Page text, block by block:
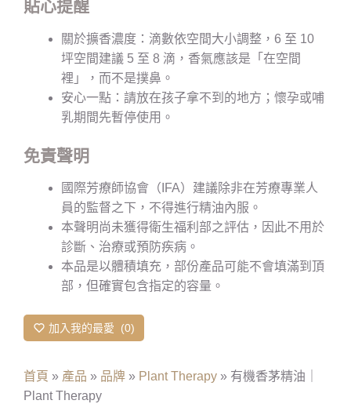
貼心提醒
關於擴香濃度：滴數依空間大小調整，6 至 10
坪空間建議 5 至 8 滴，香氣應該是「在空間
裡」，而不是撲鼻。
安心一點：請放在孩子拿不到的地方；懷孕或哺
乳期間先暫停使用。
免責聲明
國際芳療師協會（IFA）建議除非在芳療專業人
員的監督之下，不得進行精油內服。
本聲明尚未獲得衛生福利部之評估，因此不用於
診斷、治療或預防疾病。
本品是以體積填充，部份產品可能不會填滿到頂
部，但確實包含指定的容量。
加入我的最愛 0
首頁 » 產品 » 品牌 » Plant Therapy » 有機香茅精油｜
Plant Therapy